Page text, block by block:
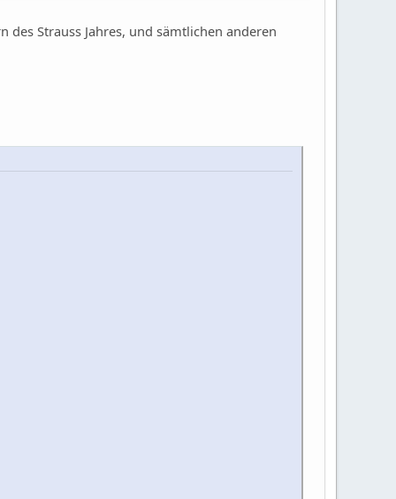
Strauss Jahres, und sämtlichen anderen